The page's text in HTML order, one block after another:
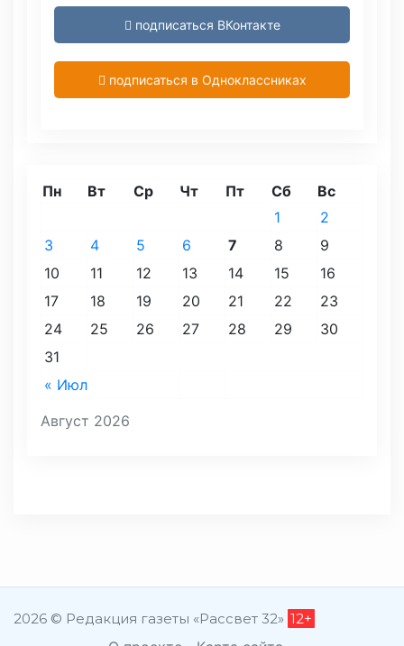
подписаться ВКонтакте
подписаться в Одноклассниках
Август 2026
Пн Вт Ср Чт Пт Сб Вс
« Июл
1
2
3
4 5 6 7 8
9
10
11 12 13 14 15
16
17
18 19 20 21 22
23
24
25 26 27 28 29
30
31
2026 © Редакция газеты «Рассвет 32» 12+